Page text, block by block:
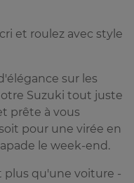
et roulez avec style
sur les
Suzuki tout juste
prête à vous
pour une virée en
le week-end.
plus qu'une voiture -